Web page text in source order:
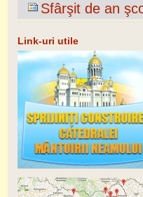
Sfârşit de an
Link-uri utile